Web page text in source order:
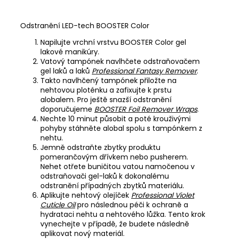
Odstranění LED-tech BOOSTER Color
Napilujte vrchní vrstvu BOOSTER Color gel
lakové manikúry.
Vatový tampónek navlhčete odstraňovačem
gel laků a laků Professional Fantasy Remover.
Takto navlhčený tampónek přiložte na
nehtovou ploténku a zafixujte k prstu
alobalem. Pro ještě snazší odstranění
doporučujeme BOOSTER Foil Remover Wraps.
Nechte 10 minut působit a poté krouživými
pohyby stáhněte alobal spolu s tampónkem z
nehtu.
Jemně odstraňte zbytky produktu
pomerančovým dřívkem nebo pusherem.
Nehet otřete buničitou vatou namočenou v
odstraňovači gel-laků k dokonalému
odstranění případných zbytků materiálu.
Aplikujte nehtový olejíček Professional Violet
Cuticle Oilpro následnou péči k ochraně a
hydrataci nehtu a nehtového lůžka. Tento krok
vynechejte v případě, že budete následně
aplikovat nový materiál.